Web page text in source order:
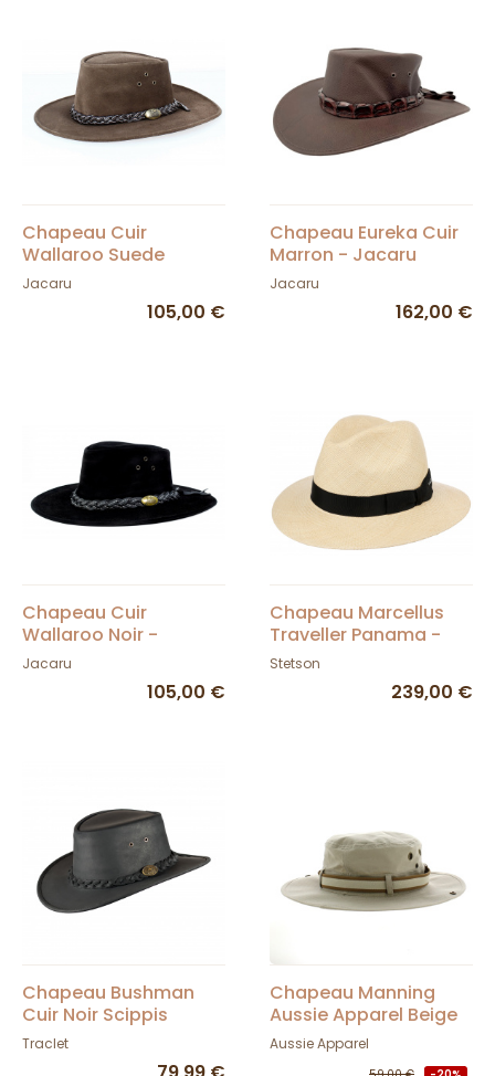
Chapeau Cuir
Wallaroo Suede
Marron - Jacaru
Jacaru
105,00 €
Chapeau Eureka Cuir
Marron - Jacaru
Jacaru
162,00 €
Chapeau Cuir
Wallaroo Noir -
Jacaru
Jacaru
105,00 €
Chapeau Marcellus
Traveller Panama -
Stetson
Stetson
239,00 €
Chapeau Bushman
Cuir Noir Scippis
Traclet
Chapeau Manning
Aussie Apparel Beige
UPF 50+
Aussie Apparel